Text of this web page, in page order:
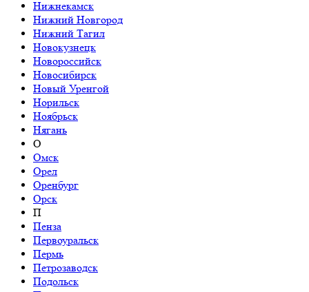
Нижнекамск
Нижний Новгород
Нижний Тагил
Новокузнецк
Новороссийск
Новосибирск
Новый Уренгой
Норильск
Ноябрьск
Нягань
О
Омск
Орел
Оренбург
Орск
П
Пенза
Первоуральск
Пермь
Петрозаводск
Подольск